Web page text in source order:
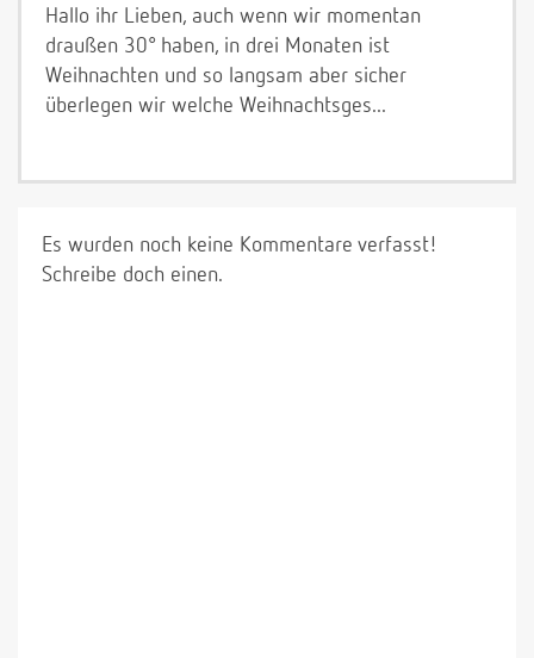
Hallo ihr Lieben, auch wenn wir momentan
draußen 30° haben, in drei Monaten ist
Weihnachten und so langsam aber sicher
überlegen wir welche Weihnachtsges...
Es wurden noch keine Kommentare verfasst!
Schreibe doch einen.